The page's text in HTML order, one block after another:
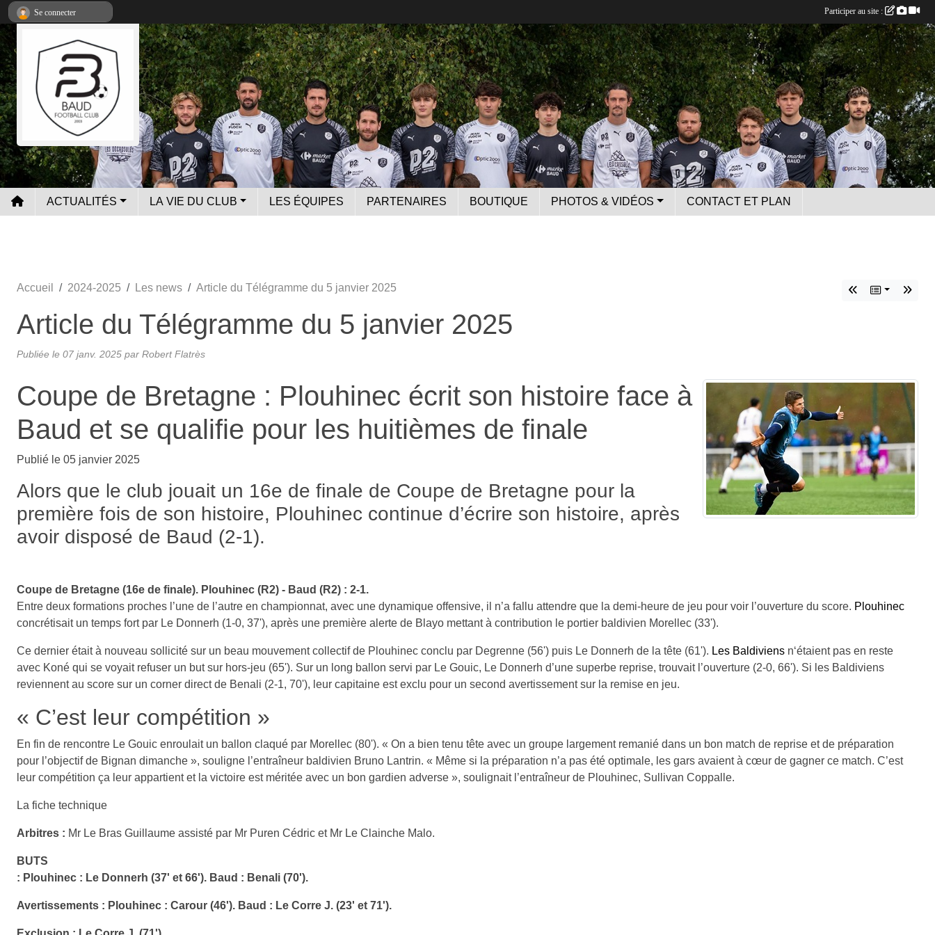
ACTUALITÉS LA VIE DU CLUB LES ÉQUIPES PARTENAIRES BOUTIQUE PHOTOS & VIDÉOS CONTACT ET PLAN
Accueil 2024-2025 Les news Article du Télégramme du 5 janvier 2025
Article du Télégramme du 5 janvier 2025
Publiée le07 janv. 2025 par Robert Flatrès
Coupe de Bretagne : Plouhinec écrit son histoire face à
Baud et se qualifie pour les huitièmes de finale
Publié le 05 janvier 2025
Alors que le club jouait un 16e de finale de Coupe de Bretagne pour la
avoir disposé de Baud (2-1).
Entre deux formations proches l’une de l’autre en championnat, avec une dynamique offensive, il n’a fallu attendre que la demi-heure de jeu pour voir l’ouverture du score.Plouhinec
concrétisait un temps fort par Le Donnerh (1-0, 37'), après une première alerte de Blayo mettant à contribution le portier baldivien Morellec (33').
avec Koné qui se voyait refuser un but sur hors-jeu (65'). Sur un long ballon servi par Le Gouic, Le Donnerh d’une superbe reprise, trouvait l’ouverture (2-0, 66'). Si les Baldiviens
reviennent au score sur un corner direct de Benali (2-1, 70'), leur capitaine est exclu pour un second avertissement sur la remise en jeu.
« C’est leur compétition »
pour l’objectif de Bignan dimanche », souligne l’entraîneur baldivien Bruno Lantrin. « Même si la préparation n’a pas été optimale, les gars avaient à cœur de gagner ce match. C’est
Arbitres :Mr Le Bras Guillaume assisté par Mr Puren Cédric et Mr Le Clainche Malo.
BUTS
Se connecter Participer au site :
Panneau de gestion des cookies